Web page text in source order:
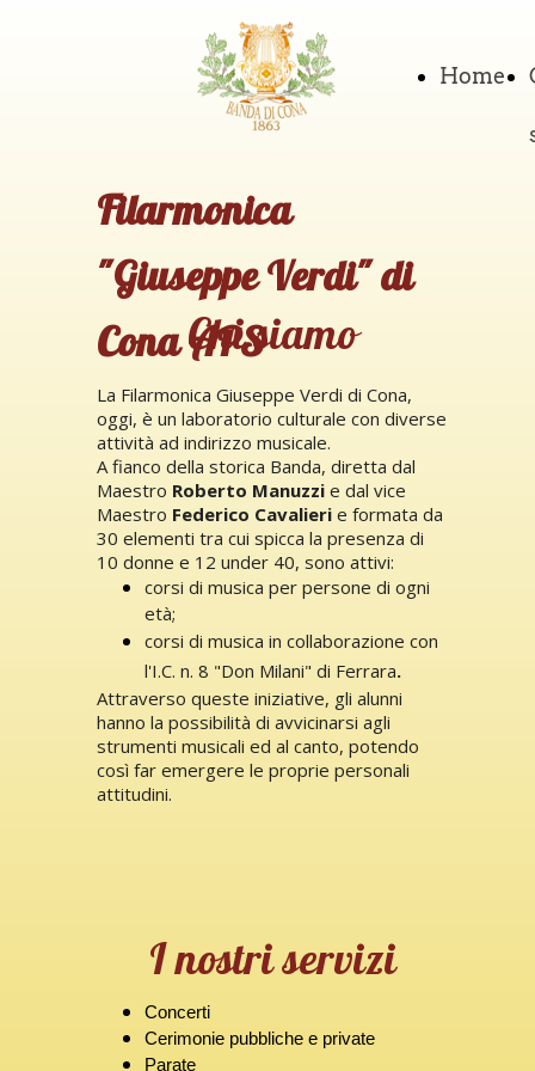
Filarmonica
"Giuseppe Verdi" di
Cona APS
Home
Chi siamo
La Filarmonica Giuseppe Verdi di Cona,
oggi, è un laboratorio culturale con diverse
attività ad indirizzo musicale.
A fianco della storica Banda, diretta dal
Maestro Roberto Manuzzi e dal vice
Maestro Federico Cavalieri e formata da
30 elementi tra cui spicca la presenza di
10 donne e 12 under 40, sono attivi:
corsi di musica per persone di ogni
età;
corsi di musica in collaborazione con
l'I.C. n. 8 "Don Milani" di Ferrara.
Attraverso queste iniziative, gli alunni
hanno la possibilità di avvicinarsi agli
strumenti musicali ed al canto, potendo
così far emergere le proprie personali
attitudini.
I nostri servizi
Concerti
Cerimonie pubbliche e private
Parate